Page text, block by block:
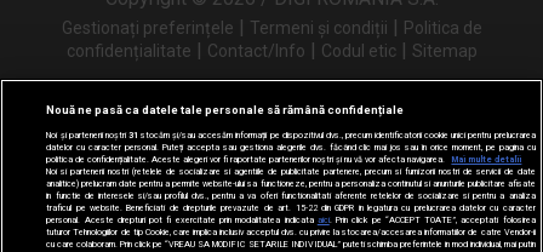
Gestionați preferințele | Termeni și condiții | Politica de
confidențialitate | Contact/Info | Codul etic | Sitemap
Urmărește-ne și pe
Nouă ne pasă ca datele tale personale să rămână confidențiale
Noi și partenerii noștri31 stocăm și/sau accesăm informații pe dispozitivul dvs., precum identificatorii cookie unici pentru prelucrarea
datelor cu caracter personal. Puteți accepta sau gestiona alegerile dvs. făcând clic mai jos sau în orice moment, pe pagina cu
politica de confidențialitate. Aceste alegeri vor fi raportate partenerilor noștri și nu vă vor afecta navigarea.
Mai multe detalii
Noi si partenerii nostri (retelele de socializare si agentiile de publicitate partenere, precum si furnizorii nostri de servicii de date
analitice) prelucram date pentru a permite website-ului sa functioneze, pentru a personaliza continutul si anunturile publicitare afisate
in functie de interesele si/sau profilul dvs., pentru a va oferi functionalitati aferente retelelor de socializare si pentru a analiza
traficul pe website. Beneficiati de drepturile prevazute de art. 15-22 din GDPR in legatura cu prelucrarea datelor cu caracter
personal. Aceste drepturi pot fi exercitate prin modalitatea indicata aici. Prin click pe “ACCEPT TOATE”, acceptati folosirea
tuturor Tehnologiilor de tip Cookie, care implica inclusiv acceptul dvs. cu privire la stocarea/accesarea informatiilor de catre Vendor-ii
cu care colaboram. Prin click pe “VREAU SA MODIFIC SETARILE INDIVIDUAL” puteti schimba preferintele in mod individual, mai putin